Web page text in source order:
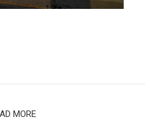
ЭТО!!
2015
MORE